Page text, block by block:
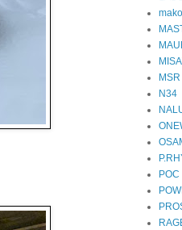
MSR
N34
POC